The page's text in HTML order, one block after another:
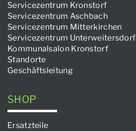
Servicezentrum Kronstorf
Servicezentrum Aschbach
Servicezentrum Mitterkirchen
Servicezentrum Unterweitersdorf
Kommunalsalon Kronstorf
Standorte
Geschäftsleitung
SHOP
Ersatzteile